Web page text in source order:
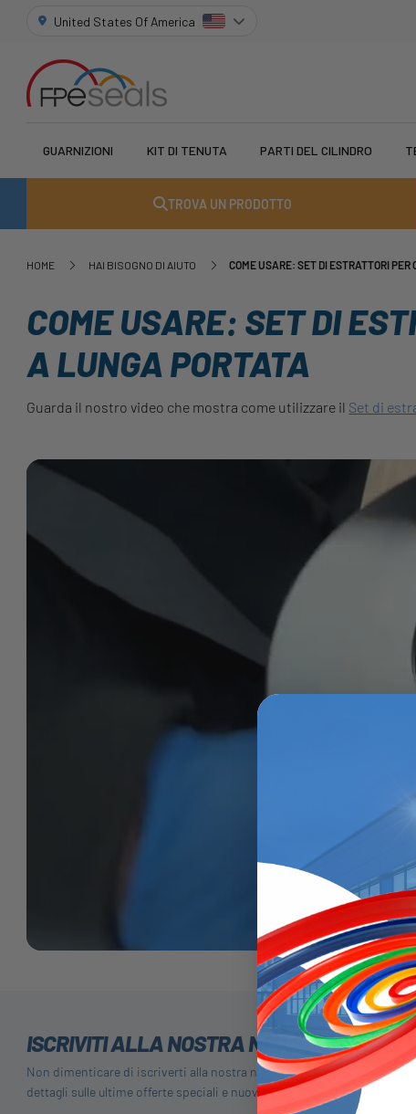
United States Of America
GUARNIZIONI KIT DI TENUTA PARTI DEL CILINDRO
TROVA UN PRODOTTO
HOME HAI BISOGNO DI AIUTO COME USARE: SET DI ESTRATTORI PER
COME USARE: SET DI
A LUNGA PORTATA
Guarda il nostro video che mostra come utilizzare il Set di
ISCRIVITI ALLA NOSTRA NEWSLETTER
Non dimenticare di iscriverti alla nostra newsletter per ricevere
dettagli sulle ultime offerte speciali e nuovi prodotti.